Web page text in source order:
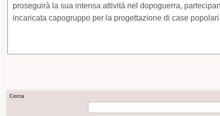
proseguirà la sua intensa attività nel dopoguerra,
incaricata capogruppo per la progettazione di case
Cerca